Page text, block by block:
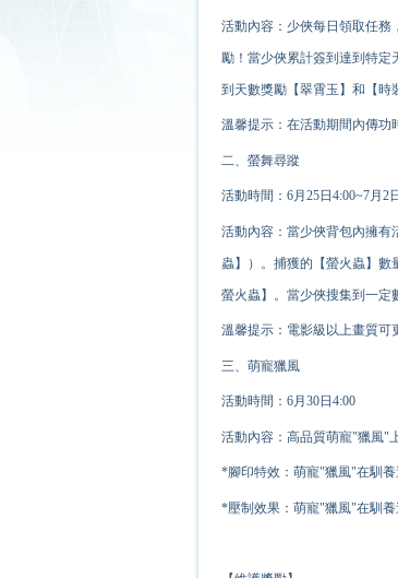
活動內容：少俠每日領取任務
勵！當少俠累計簽到達到特定
到天數獎勵【翠霄玉】和【時
溫馨提示：在活動期間內傳功
二、螢舞尋蹤
活動時間：6月25日4:00~7月2
活動內容：當少俠背包內擁有
蟲】）。捕獲的【螢火蟲】
螢火蟲】。當少俠搜集到一定
溫馨提示：電影級以上畫質可
三、萌寵獵風
活動時間：6月30日4:00
活動內容：高品質萌寵"獵風"
*腳印特效：萌寵"獵風"在馴養
*壓制效果：萌寵"獵風"在馴養